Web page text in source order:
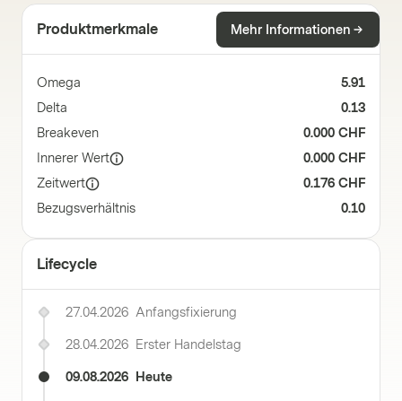
Produktmerkmale Mehr Informationen
Omega
5.91
Delta
0.13
Breakeven
0.000 CHF
Innerer Wert
0.000 CHF
Zeitwert
0.176 CHF
Bezugsverhältnis
0.10
Lifecycle
27.04.2026 Anfangsfixierung
28.04.2026 Erster Handelstag
09.08.2026 Heute